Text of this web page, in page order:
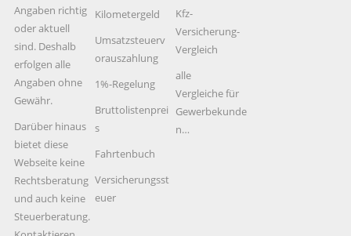
Angaben richtig
oder aktuell
sind. Deshalb
erfolgen alle
Angaben ohne
Gewähr.
Darüber hinaus
bietet diese
Webseite keine
Rechtsberatung
und auch keine
Steuerberatung.
Kilometergeld
Umsatzsteuerv
orauszahlung
1%-Regelung
Bruttolistenprei
s
Fahrtenbuch
Versicherungsst
euer
Kfz-
Versicherung-
Vergleich
alle
Vergleiche für
Gewerbekunde
n…